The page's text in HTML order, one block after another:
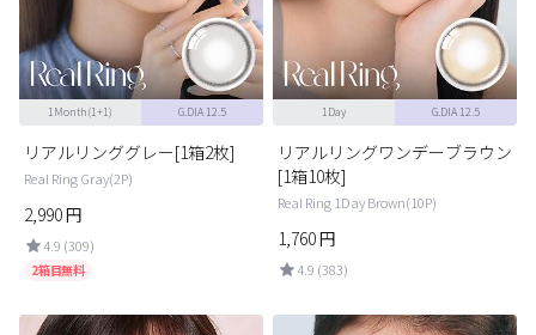
1Month(1+1) G.DIA 12.5
リアルリンググレー[1箱2枚]
Real Ring Gray(2P)
2,990円
4.9 (309)
2箱目無料
1Day G.DIA 12.5
リアルリングワンデーブラウン
[1箱10枚]
Real Ring 1Day Brown(10P)
1,760円
4.9 (383)